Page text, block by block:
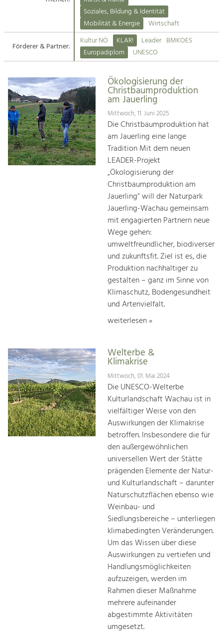
Suche
Impressum
Kontakt
Angebotsentwicklung und
Handwerk, Wissenschaft und Forschung.
Soziales, Bildung &
Identität
Gleichberechtigung, Jugend und
Integration
Mobilität & Energie
Klimawandel, öffentlicher Verkehr und
Steigerung regionaler Wertschöpfung
Soziales, Bildung & Identität
Mobilität & Energie
Wirtschaft
Förderer & Partner:
Kultur NÖ KLAR! Leader BMKOES
Europadiplom
UNESCO
Ökologisierung der
Christbaumproduktion
am Jauerling
Mittwoch, 11. Juni 2025
Die Christbaumproduktion hat
am Jauerling eine lange
Tradition Mit dem neuen
LEADER-Projekt
„Ökologisierung der
Christbaumproduktion am
Jauerling“ will der Naturpark
Jauerling-Wachau gemeinsam
mit engagierten Partnern neue
Wege gehen:
umweltfreundlicher, biodiverser
und zukunftsfit. Ziel ist es, die
Produktion nachhaltiger zu
gestalten – ganz im Sinne von
Klimaschutz, Bodengesundheit
und Artenvielfalt.
weiterlesen »
Welterbe &
Klimakrise
Mittwoch, 01. Mai 2024
Die UNESCO-Welterbe
Kulturlandschaft Wachau ist in
vielfältiger Weise von den
Auswirkungen der Klimakrise
betroffen. Insbesondere die für
den außergewöhnlichen
universellen Wert der Stätte
prägenden Elemente der Natur-
und Kulturlandschaft – darunter
Naturschutzflächen ebenso wie
Weinbau- und
Siedlungsbereiche – unterliegen
klimabedingten Veränderungen.
Um das Wissen über diese
Auswirkungen zu vertiefen und
Handlungsmöglichkeiten
aufzuzeigen, werden im
Rahmen dieser Maßnahme
mehrere aufeinander
abgestimmte Aktivitäten
umgesetzt.